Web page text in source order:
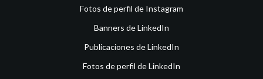
Fotos de perfil de Instagram
Banners de LinkedIn
Publicaciones de LinkedIn
Fotos de perfil de LinkedIn